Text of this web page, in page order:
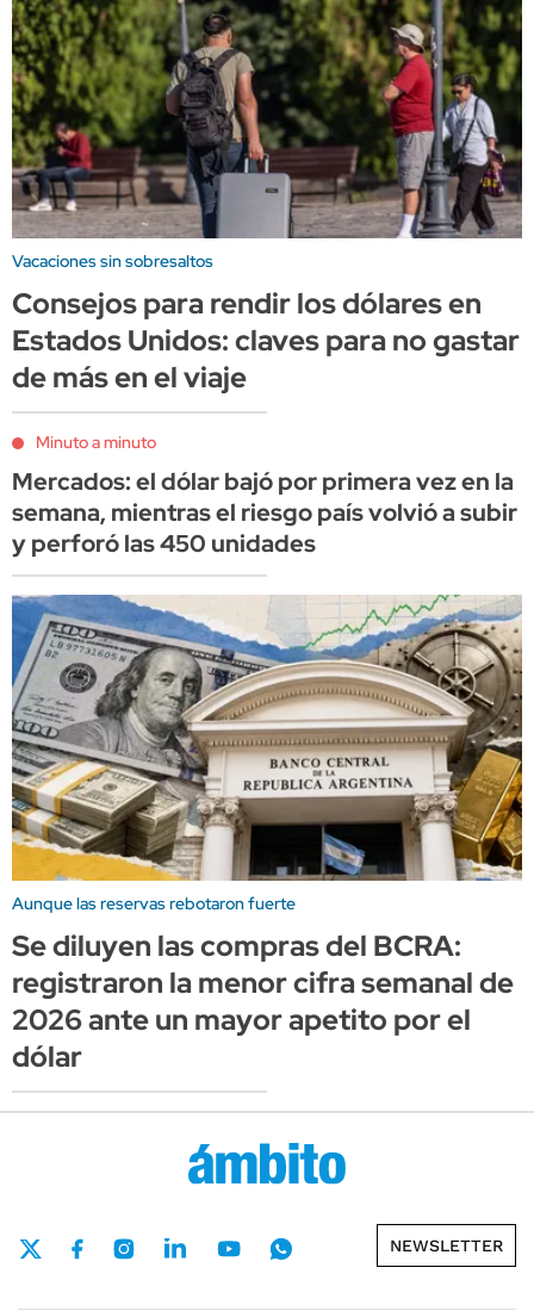
Vacaciones sin sobresaltos
Consejos para rendir los dólares en
Estados Unidos: claves para no gastar
de más en el viaje
Minuto a minuto
Mercados: el dólar bajó por primera vez en la
semana, mientras el riesgo país volvió a subir
y perforó las 450 unidades
Aunque las reservas rebotaron fuerte
Se diluyen las compras del BCRA:
registraron la menor cifra semanal de
2026 ante un mayor apetito por el
dólar
NEWSLETTER